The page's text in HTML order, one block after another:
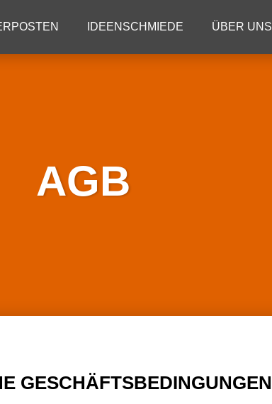
IDEENSCHMIEDE ÜBER UNS
AGB
GESCHÄFTSBEDINGUNGEN